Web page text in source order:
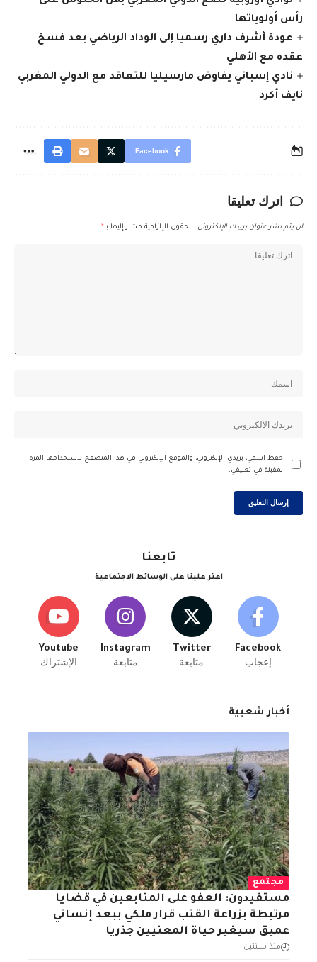
رأس أولوياتها
عودة أشرف داري رسميا إلى الوداد الرياضي بعد فسخ
عقده مع الأهلي
نادي إسباني يفاوض مارسيليا للتعاقد مع الدولي المغربي
نايف أكرد
Facebook
اترك تعليقا
لن يتم نشر عنوان بريدك الإلكتروني. الحقول الإلزامية مشار إليها بـ *
احفظ اسمي، بريدي الإلكتروني، والموقع الإلكتروني في هذا المتصفح لاستخدامها المرة
المقبلة في تعليقي.
تابعنا
اعثر علينا على الوسائط الاجتماعية
Facebook
إعجاب
Twitter
متابعة
Instagram
متابعة
Youtube
الإشتراك
أخبار شعبية
مجتمع
مستفيدون: العفو على المتابعين في قضايا
مرتبطة بزراعة القنب قرار ملكي ببعد إنساني
عميق سيغير حياة المعنيين جذريا
منذ سنتين